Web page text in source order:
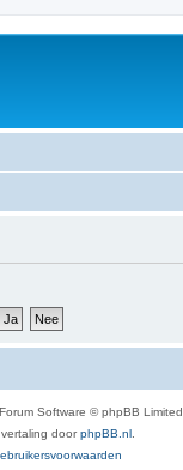
Software © phpBB Limited
doorphpBB.nl